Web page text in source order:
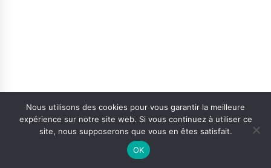
Nous utilisons des cookies pour vous garantir la meilleure
expérience sur notre site web. Si vous continuez à utiliser ce
site, nous supposerons que vous en êtes satisfait.
OK